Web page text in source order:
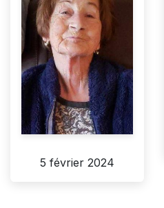
5 février 2024